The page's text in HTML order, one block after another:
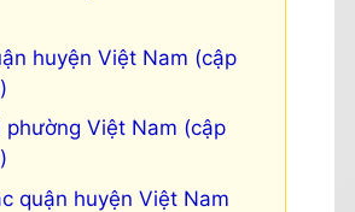
huyện Việt Nam (cập
phường Việt Nam (cập
quận huyện Việt Nam